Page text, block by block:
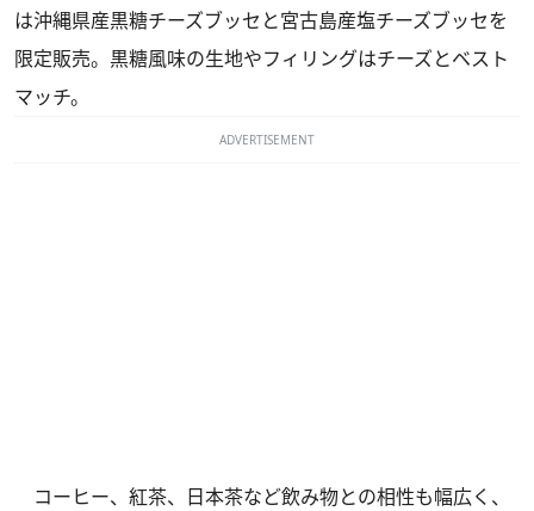
は沖縄県産黒糖チーズブッセと宮古島産塩チーズブッセを
限定販売。黒糖風味の生地やフィリングはチーズとベスト
マッチ。
ADVERTISEMENT
コーヒー、紅茶、日本茶など飲み物との相性も幅広く、